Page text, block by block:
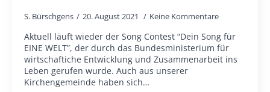
S. Bürschgens 20. August 2021 Keine Kommentare
Aktuell läuft wieder der Song Contest “Dein Song für
EINE WELT”, der durch das Bundesministerium für
wirtschaftiche Entwicklung und Zusammenarbeit ins
Leben gerufen wurde. Auch aus unserer
Kirchengemeinde haben sich…